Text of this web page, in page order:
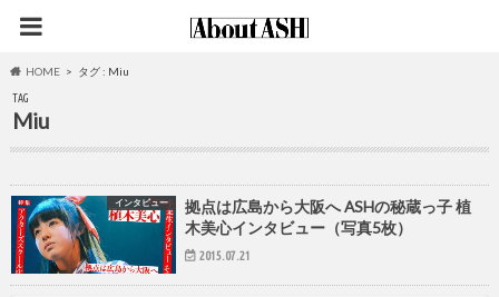
HOME タグ : Miu
TAG
Miu
インタビュー
拠点は広島から大阪へ ASHの秘蔵っ子 植
木美心インタビュー（写真5枚）
2015.07.21